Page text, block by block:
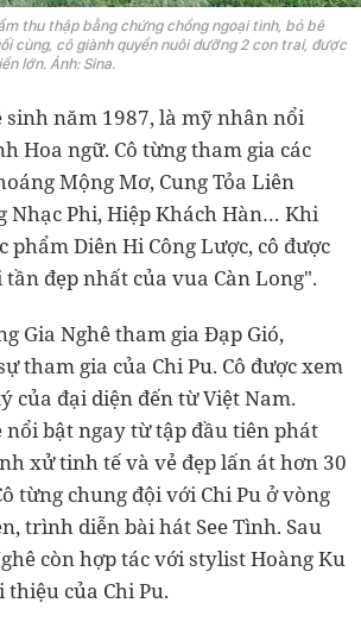
thu thập bằng chứng chồng ngoại tình, bỏ bê
cùng, cô giành quyền nuôi dưỡng 2 con trai, được
lớn. Ảnh: Sina.
sinh năm 1987, là mỹ nhân nổi
Hoa ngữ. Cô từng tham gia các
Mộng Mơ, Cung Tỏa Liên
Nhạc Phi, Hiệp Khách Hàn… Khi
phẩm Diên Hi Công Lược, cô được
đẹp nhất của vua Càn Long".
Gia Nghê tham gia Đạp Gió,
tham gia của Chi Pu. Cô được xem
của đại diện đến từ Việt Nam.
nổi bật ngay từ tập đầu tiên phát
xử tinh tế và vẻ đẹp lấn át hơn 30
từng chung đội với Chi Pu ở vòng
trình diễn bài hát See Tình. Sau
còn hợp tác với stylist Hoàng Ku
của Chi Pu.